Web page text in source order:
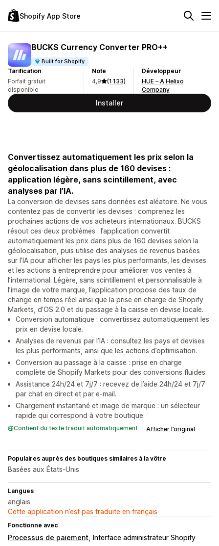
Shopify App Store
BUCKS Currency Converter PRO++
Built for Shopify
Tarification
Forfait gratuit
disponible
Note
4,9
(1 133)
Développeur
HUE – A Helixo
Company
Installer
Convertissez automatiquement les prix selon la
géolocalisation dans plus de 160 devises :
application légère, sans scintillement, avec
analyses par l’IA.
La conversion de devises sans données est aléatoire. Ne vous
contentez pas de convertir les devises : comprenez les
prochaines actions de vos acheteurs internationaux. BUCKS
résout ces deux problèmes : l’application convertit
automatiquement les prix dans plus de 160 devises selon la
géolocalisation, puis utilise des analyses de revenus basées
sur l’IA pour afficher les pays les plus performants, les devises
et les actions à entreprendre pour améliorer vos ventes à
l’international. Légère, sans scintillement et personnalisable à
l’image de votre marque, l’application propose des taux de
change en temps réel ainsi que la prise en charge de Shopify
Markets, d’OS 2.0 et du passage à la caisse en devise locale.
Conversion automatique : convertissez automatiquement les
prix en devise locale.
Analyses de revenus par l’IA : consultez les pays et devises
les plus performants, ainsi que les actions d’optimisation.
Conversion au passage à la caisse : prise en charge
complète de Shopify Markets pour des conversions fluides.
Assistance 24h/24 et 7j/7 : recevez de l’aide 24h/24 et 7j/7
par chat en direct et par e-mail.
Chargement instantané et image de marque : un sélecteur
rapide qui correspond à votre boutique.
Contient du texte traduit automatiquement Afficher l’original
Populaires auprès des boutiques similaires à la vôtre
Basées aux États-Unis
Langues
anglais
Cette application n’est pas traduite en français
Fonctionne avec
Processus de paiement Interface administrateur Shopify